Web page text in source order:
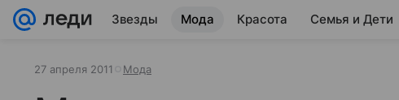
Звезды Мода Красота Семья и Дети
27 апреля 2011 Мода